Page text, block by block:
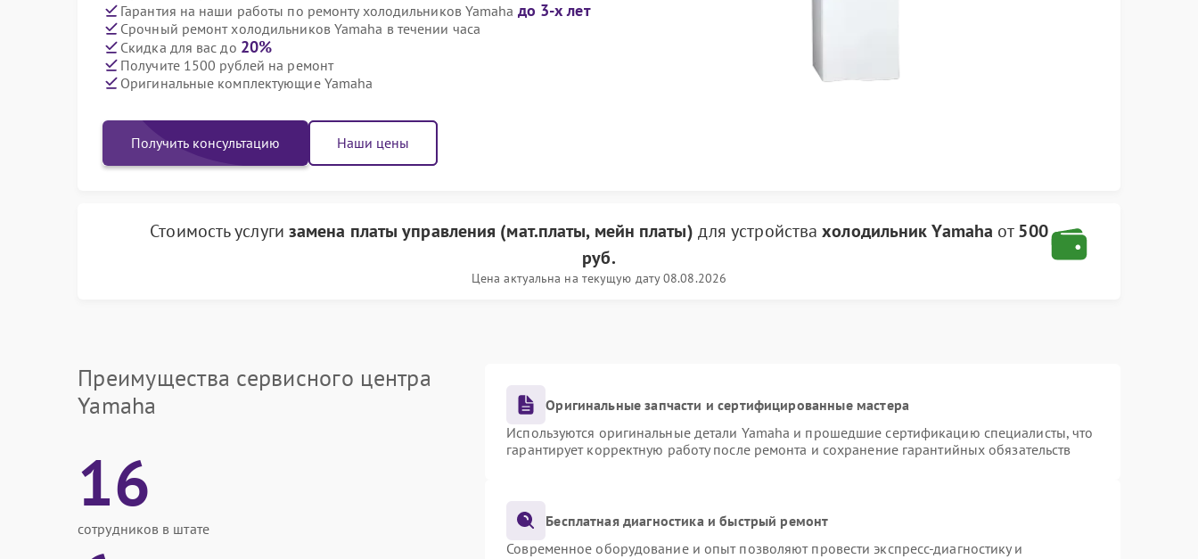
Гарантия на наши работы по ремонту холодильников Yamaha до 3-х лет
Срочный ремонт холодильников Yamaha в течении часа
Скидка для вас до 20%
Получите 1500 рублей на ремонт
Оригинальные комплектующие Yamaha
Получить консультацию Наши цены
Стоимость услуги замена платы управления (мат.платы, мейн платы) для устройствахолодильник Yamaha от500
руб.
Цена актуальна на текущую дату 08.08.2026
Преимущества сервисного центра
Yamaha
16
сотрудников в штате
Оригинальные запчасти и сертифицированные мастера
Используются оригинальные детали Yamaha и прошедшие сертификацию специалисты, что
гарантирует корректную работу после ремонта и сохранение гарантийных обязательств
Бесплатная диагностика и быстрый ремонт
Современное оборудование и опыт позволяют провести экспресс-диагностику и